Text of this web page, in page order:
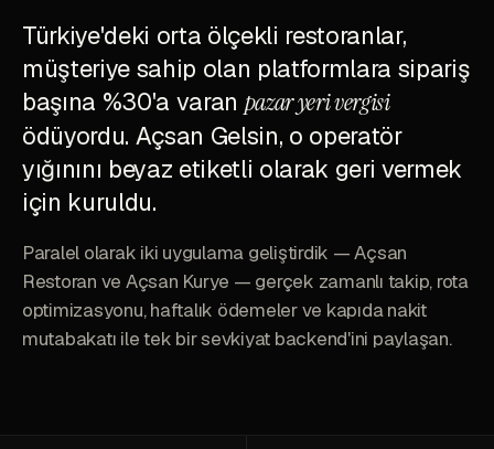
Türkiye'deki orta ölçekli restoranlar,
müşteriye sahip olan platformlara sipariş
başına %30'a varan pazar yeri vergisi
ödüyordu. Açsan Gelsin, o operatör
yığınını beyaz etiketli olarak geri vermek
için kuruldu.
Paralel olarak iki uygulama geliştirdik — Açsan
Restoran ve Açsan Kurye — gerçek zamanlı takip, rota
optimizasyonu, haftalık ödemeler ve kapıda nakit
mutabakatı ile tek bir sevkiyat backend'ini paylaşan.